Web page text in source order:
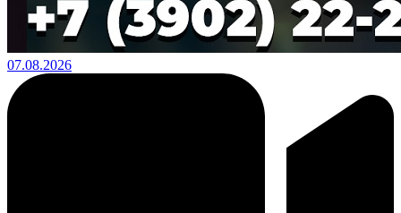
07.08.2026